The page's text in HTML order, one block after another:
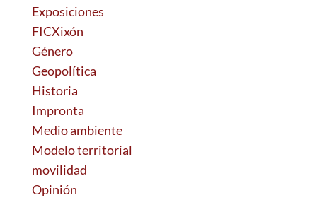
Exposiciones
FICXixón
Género
Geopolítica
Historia
Impronta
Medio ambiente
Modelo territorial
movilidad
Opinión